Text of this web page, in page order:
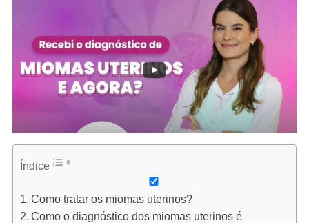
Índice
Como tratar os miomas uterinos?
Como o diagnóstico dos miomas uterinos é